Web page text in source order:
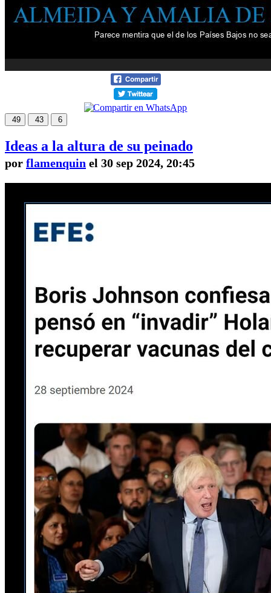
49 43 6
Ideas a la altura de su peinado
por flamenquin el 30 sep 2024, 20:45